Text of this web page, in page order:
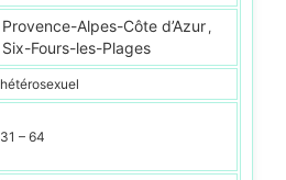
Provence-Alpes-Côte d’Azur ,
Six-Fours-les-Plages
hétérosexuel
31 – 64